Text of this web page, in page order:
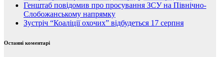
Генштаб повідомив про просування ЗСУ на Північно-
Слобожанському напрямку
Зустріч “Коаліції охочих” відбудеться 17 серпня
Останні коментарі